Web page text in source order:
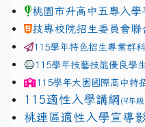
桃園市升高中五專入學
技專校院招生委員會聯
115學年特色招生專業群
115學年技藝技能優良學
115學年大園國際高中特
115適性入學講綱 (9年
link to https://
桃連區適性入學宣導